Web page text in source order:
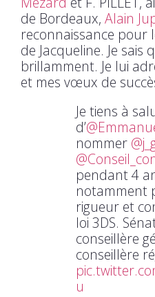
de Bordeaux, Alain
reconnaissance pour
de Jacqueline. Je sais
brillamment. Je lui
et mes vœux de
Je tiens à
d’
nommer
pendant 4
notamment
rigueur et
loi 3DS.
conseillère
conseillère
u